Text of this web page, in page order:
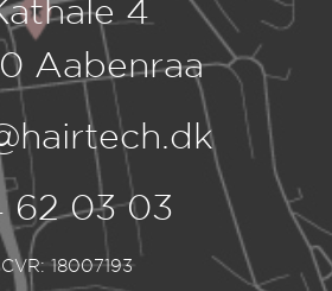
4
Aabenraa
62 03 03
CVR: 18007193